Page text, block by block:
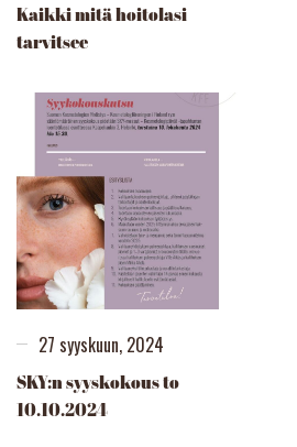
Kaikki mitä hoitolasi
tarvitsee
27 syyskuun, 2024
SKY:n syyskokous to
10.10.2024